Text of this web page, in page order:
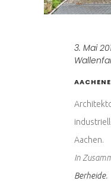
3. Mai
Aachen.
In
Berheide.